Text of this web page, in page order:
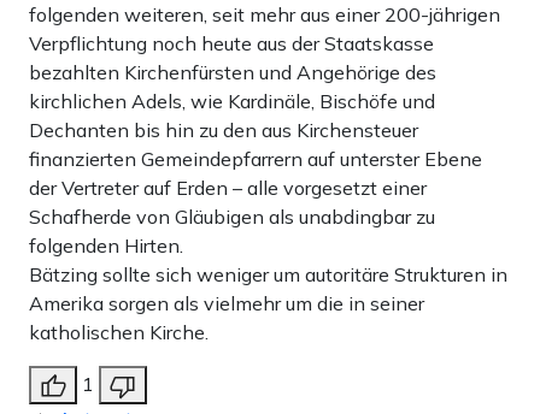
folgenden weiteren, seit mehr aus einer 200-jährigen
Verpflichtung noch heute aus der Staatskasse
bezahlten Kirchenfürsten und Angehörige des
kirchlichen Adels, wie Kardinäle, Bischöfe und
Dechanten bis hin zu den aus Kirchensteuer
finanzierten Gemeindepfarrern auf unterster Ebene
der Vertreter auf Erden – alle vorgesetzt einer
Schafherde von Gläubigen als unabdingbar zu
folgenden Hirten.
Bätzing sollte sich weniger um autoritäre Strukturen in
Amerika sorgen als vielmehr um die in seiner
katholischen Kirche.
1